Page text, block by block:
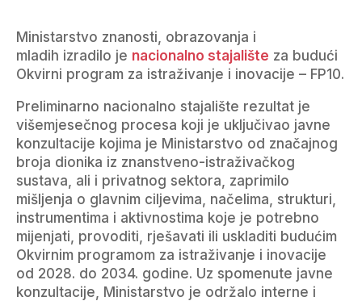
Ministarstvo znanosti, obrazovanja i
mladih izradilo je nacionalno stajalište za budući
Okvirni program za istraživanje i inovacije – FP10.
Preliminarno nacionalno stajalište rezultat je
višemjesečnog procesa koji je uključivao javne
konzultacije kojima je Ministarstvo od značajnog
broja dionika iz znanstveno-istraživačkog
sustava, ali i privatnog sektora, zaprimilo
mišljenja o glavnim ciljevima, načelima, strukturi,
instrumentima i aktivnostima koje je potrebno
mijenjati, provoditi, rješavati ili uskladiti budućim
Okvirnim programom za istraživanje i inovacije
od 2028. do 2034. godine. Uz spomenute javne
konzultacije, Ministarstvo je održalo interne i